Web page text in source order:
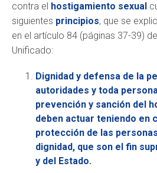
contra el hostigamiento sexual
siguientes principios, que se
en el artículo 84 (páginas 37-39)
Unificado:
Dignidad y defensa de la
autoridades y toda
prevención y sanción del
deben actuar teniendo en
protección de las
dignidad, que son el fin
y del Estado.